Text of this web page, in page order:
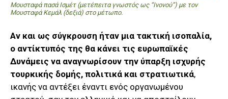
Μουσταφά πασά Ισμέτ (μετέπειτα γνωστός ως “Ινονού”) με τον
Μουσταφά Κεμάλ (δεξιά) στο μέτωπο.
Αν και ως σύγκρουση ήταν μια τακτική ισοπαλία,
ο αντίκτυπός της θα κάνει τις ευρωπαϊκές
Δυνάμεις να αναγνωρίσουν την ύπαρξη ισχυρής
τουρκικής δομής, πολιτικά και στρατιωτικά,
ικανής να αντέξει έναντι ενός οργανωμένου